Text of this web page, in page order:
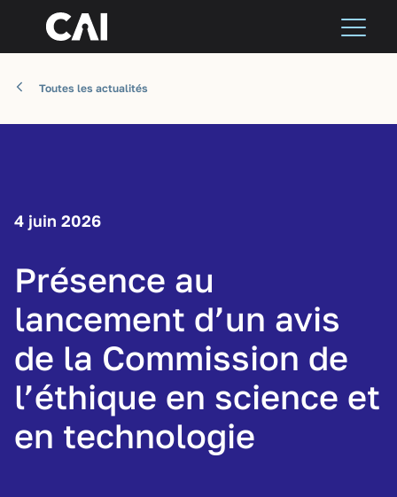
Toutes les actualités
4 juin 2026
Présence au
lancement d’un avis
de la Commission de
l’éthique en science et
en technologie